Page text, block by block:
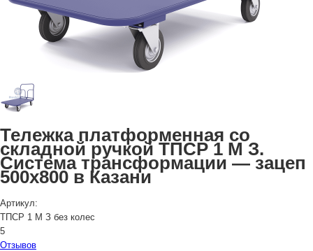
Тележка платформенная со
складной ручкой ТПСР 1 М З.
Система трансформации — зацеп
500х800 в Казани
Артикул:
ТПСР 1 М З без колес
5
Отзывов